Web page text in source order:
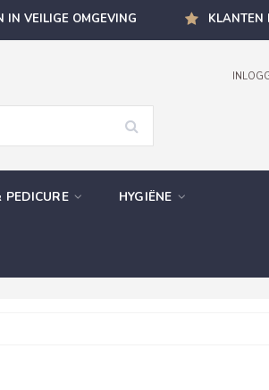
IN VEILIGE OMGEVING KLANTEN
PEDICURE HYGIËNE